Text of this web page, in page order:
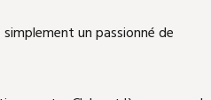
un passionné de